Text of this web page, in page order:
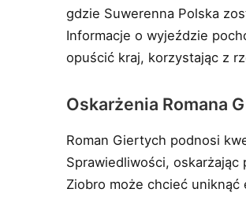
gdzie Suwerenna Polska
Informacje o wyjeździe
opuścić kraj, korzystając z
Oskarżenia Romana
Roman Giertych podnosi
Sprawiedliwości,
Ziobro może chcieć